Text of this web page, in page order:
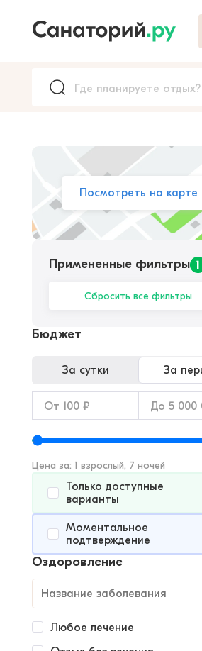
Посмотреть на карте
Примененные фильтры 1
Сбросить все фильтры
Бюджет
За сутки За
Цена за: 1 взрослый, 7 ночей
Только доступные
варианты
Моментальное
подтверждение
Оздоровление
Любое лечение